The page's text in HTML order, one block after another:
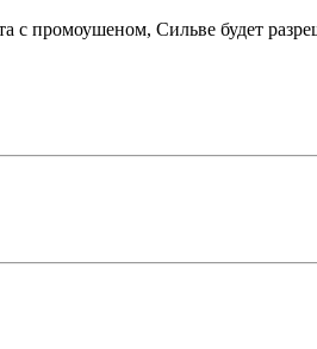
с промоушеном, Сильве будет